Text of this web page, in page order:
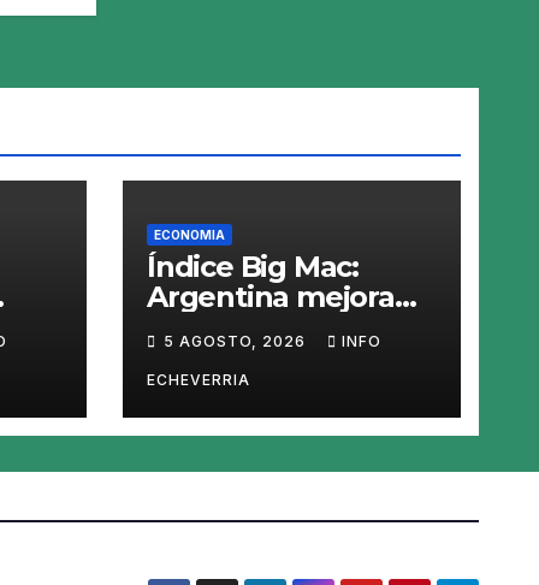
ECONOMIA
Índice Big Mac:
Argentina mejora
el peso sigue
sobrevaluado un
19%
5 AGOSTO, 2026 INFO
ECHEVERRIA